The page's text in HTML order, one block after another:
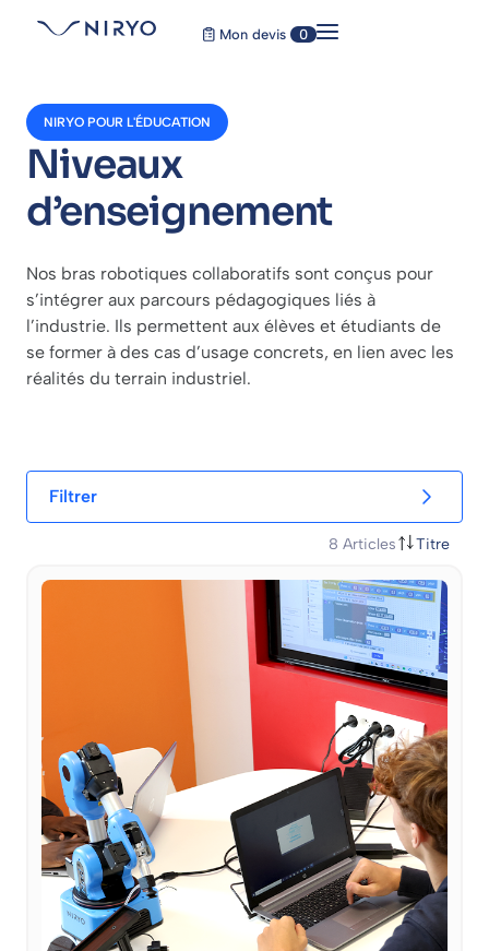
Mon devis 0
NIRYO POUR L'ÉDUCATION
Niveaux
d’enseignement
Nos bras robotiques collaboratifs sont conçus pour
s’intégrer aux parcours pédagogiques liés à
l’industrie. Ils permettent aux élèves et étudiants de
se former à des cas d’usage concrets, en lien avec les
réalités du terrain industriel.
8 Articles Titre
Filtrer